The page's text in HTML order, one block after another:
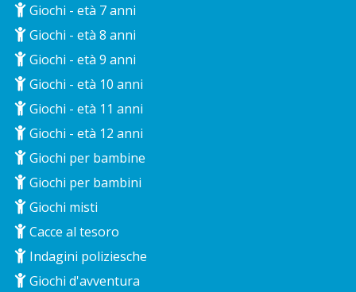
Giochi - età 7 anni
Giochi - età 8 anni
Giochi - età 9 anni
Giochi - età 10 anni
Giochi - età 11 anni
Giochi - età 12 anni
Giochi per bambine
Giochi per bambini
Giochi misti
Cacce al tesoro
Indagini poliziesche
Giochi d'avventura